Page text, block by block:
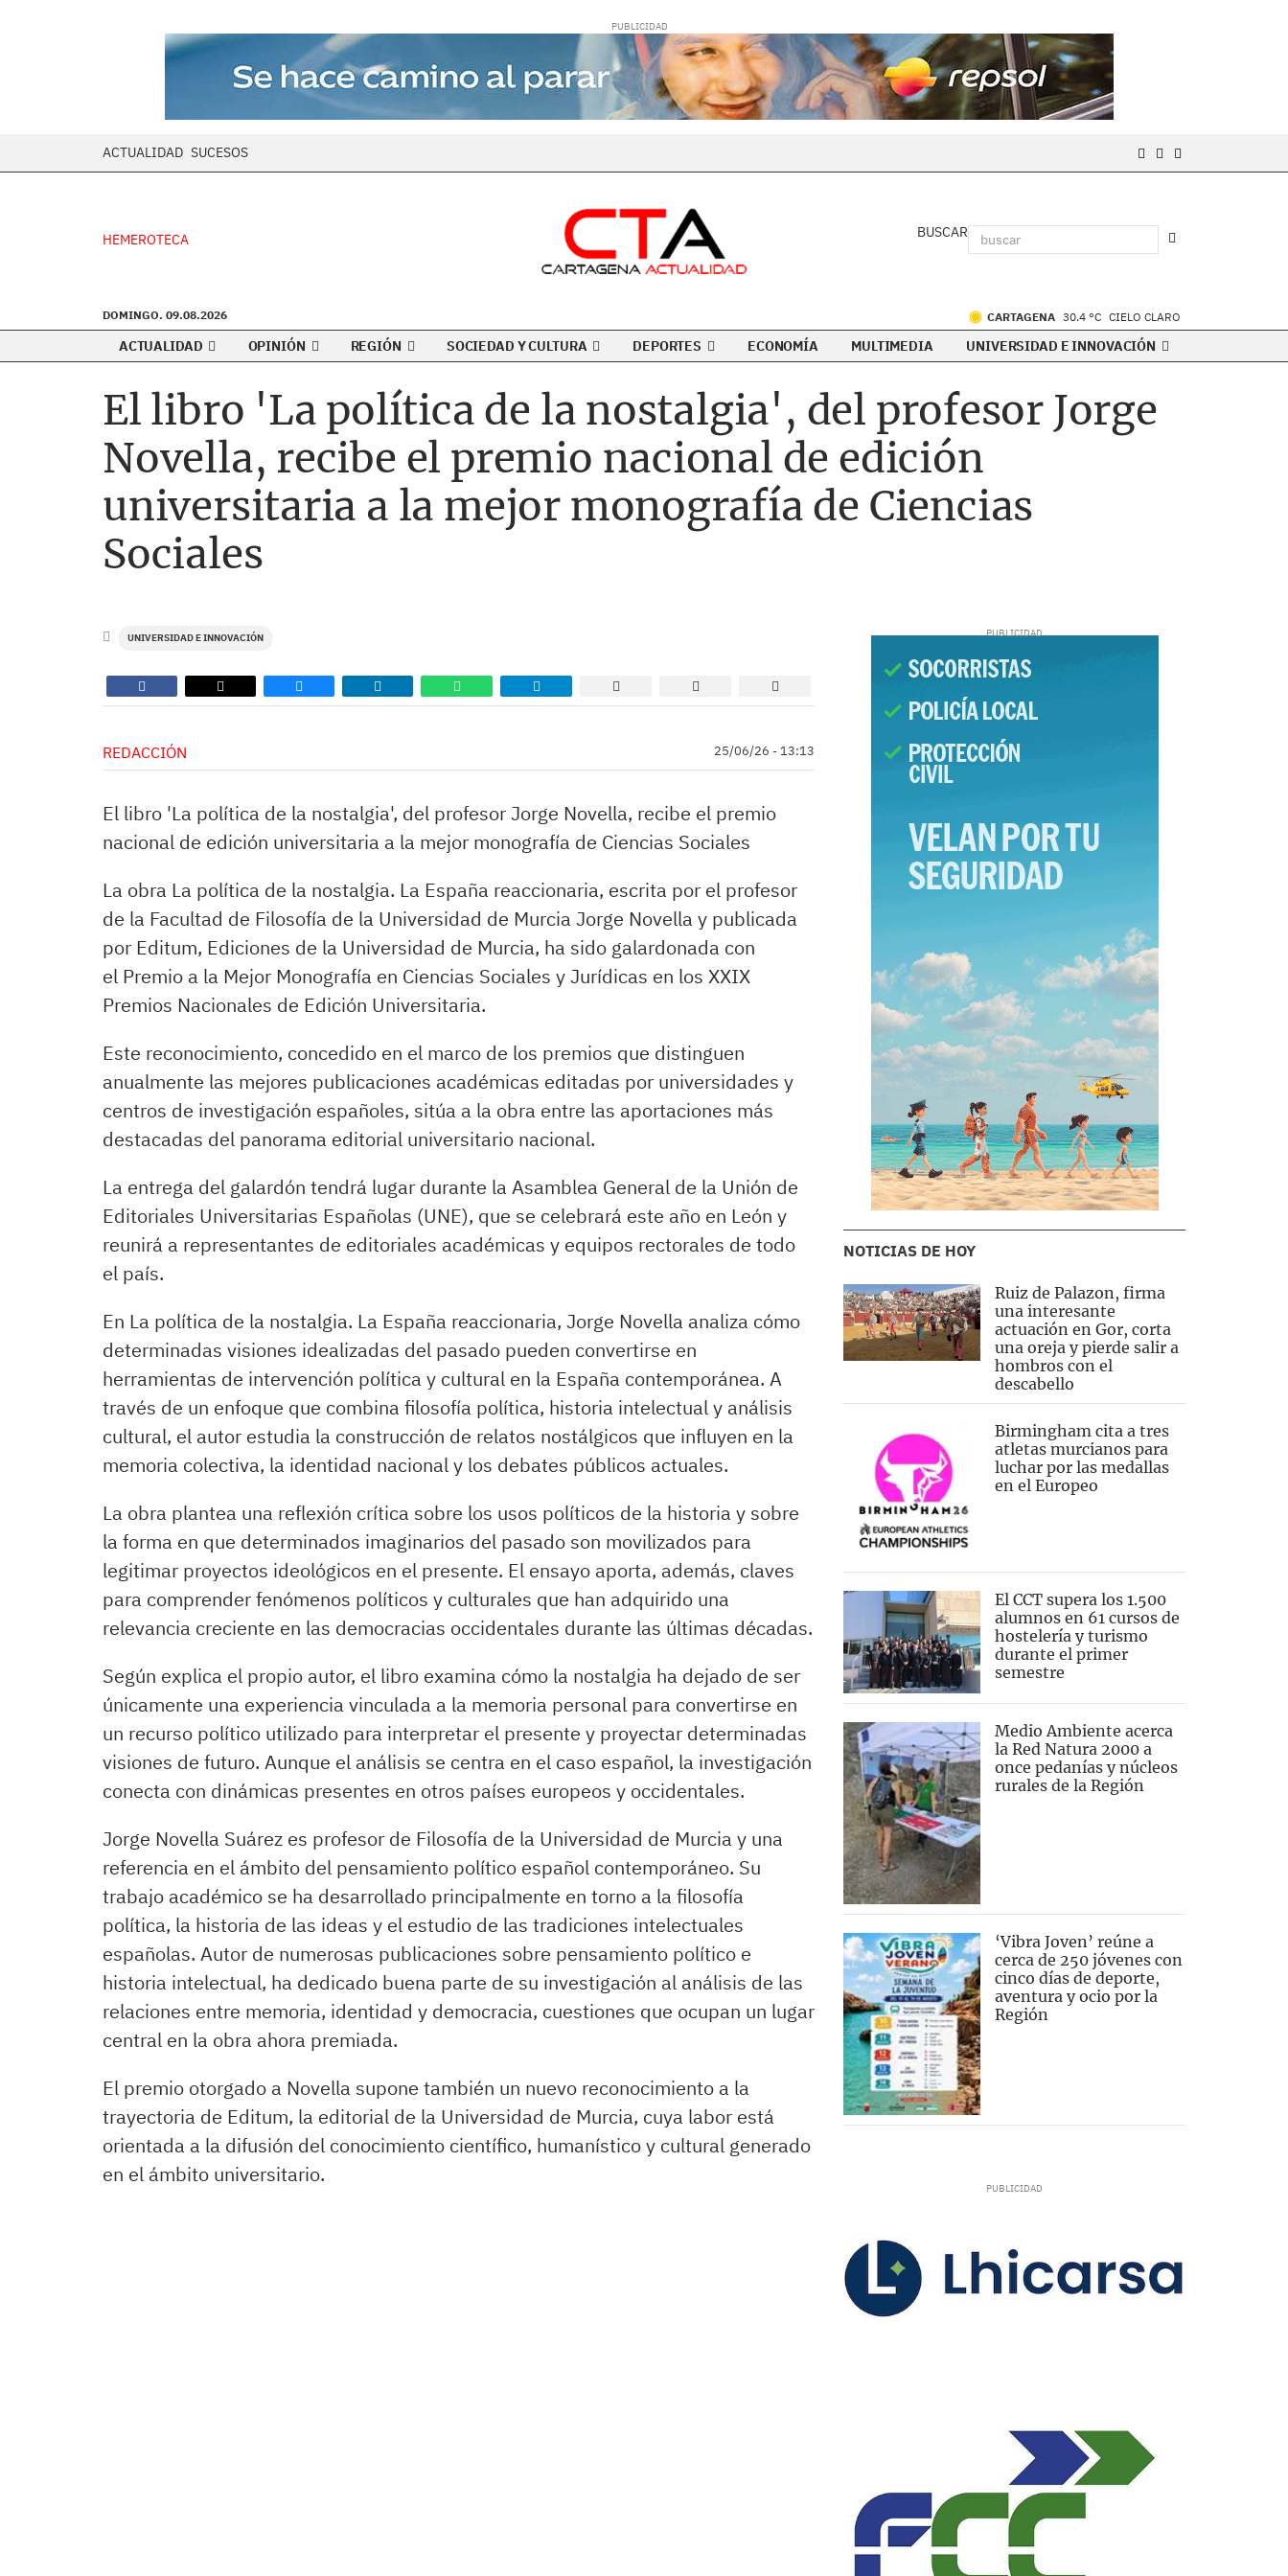
ACTUALIDAD SUCESOS
HEMEROTECA BUSCAR
DOMINGO. 09.08.2026 CARTAGENA 30.4 °C CIELO CLARO
ACTUALIDAD OPINIÓN REGIÓN SOCIEDAD Y CULTURA DEPORTES ECONOMÍA MULTIMEDIA UNIVERSIDAD E INNOVACIÓN
El libro 'La política de la nostalgia', del profesor Jorge
Novella, recibe el premio nacional de edición
universitaria a la mejor monografía de Ciencias
Sociales
UNIVERSIDAD E INNOVACIÓN
REDACCIÓN 25/06/26 - 13:13
El libro 'La política de la nostalgia', del profesor Jorge Novella, recibe el premio
nacional de edición universitaria a la mejor monografía de Ciencias Sociales
La obra La política de la nostalgia. La España reaccionaria, escrita por el profesor
de la Facultad de Filosofía de la Universidad de Murcia Jorge Novella y publicada
por Editum, Ediciones de la Universidad de Murcia, ha sido galardonada con
el Premio a la Mejor Monografía en Ciencias Sociales y Jurídicas en los XXIX
Premios Nacionales de Edición Universitaria.
Este reconocimiento, concedido en el marco de los premios que distinguen
anualmente las mejores publicaciones académicas editadas por universidades y
centros de investigación españoles, sitúa a la obra entre las aportaciones más
destacadas del panorama editorial universitario nacional.
La entrega del galardón tendrá lugar durante la Asamblea General de la Unión de
Editoriales Universitarias Españolas (UNE), que se celebrará este año en León y
reunirá a representantes de editoriales académicas y equipos rectorales de todo
el país.
En La política de la nostalgia. La España reaccionaria, Jorge Novella analiza cómo
determinadas visiones idealizadas del pasado pueden convertirse en
herramientas de intervención política y cultural en la España contemporánea. A
través de un enfoque que combina filosofía política, historia intelectual y análisis
cultural, el autor estudia la construcción de relatos nostálgicos que influyen en la
memoria colectiva, la identidad nacional y los debates públicos actuales.
La obra plantea una reflexión crítica sobre los usos políticos de la historia y sobre
la forma en que determinados imaginarios del pasado son movilizados para
legitimar proyectos ideológicos en el presente. El ensayo aporta, además, claves
para comprender fenómenos políticos y culturales que han adquirido una
relevancia creciente en las democracias occidentales durante las últimas décadas.
Según explica el propio autor, el libro examina cómo la nostalgia ha dejado de ser
únicamente una experiencia vinculada a la memoria personal para convertirse en
un recurso político utilizado para interpretar el presente y proyectar determinadas
visiones de futuro. Aunque el análisis se centra en el caso español, la investigación
conecta con dinámicas presentes en otros países europeos y occidentales.
Jorge Novella Suárez es profesor de Filosofía de la Universidad de Murcia y una
referencia en el ámbito del pensamiento político español contemporáneo. Su
trabajo académico se ha desarrollado principalmente en torno a la filosofía
política, la historia de las ideas y el estudio de las tradiciones intelectuales
españolas. Autor de numerosas publicaciones sobre pensamiento político e
historia intelectual, ha dedicado buena parte de su investigación al análisis de las
relaciones entre memoria, identidad y democracia, cuestiones que ocupan un lugar
central en la obra ahora premiada.
El premio otorgado a Novella supone también un nuevo reconocimiento a la
trayectoria de Editum, la editorial de la Universidad de Murcia, cuya labor está
orientada a la difusión del conocimiento científico, humanístico y cultural generado
en el ámbito universitario.
NOTICIAS DE HOY
Ruiz de Palazon, firma
una interesante
actuación en Gor, corta
una oreja y pierde salir a
hombros con el
descabello
Birmingham cita a tres
atletas murcianos para
luchar por las medallas
en el Europeo
El CCT supera los 1.500
alumnos en 61 cursos de
hostelería y turismo
durante el primer
semestre
Medio Ambiente acerca
la Red Natura 2000 a
once pedanías y núcleos
rurales de la Región
‘Vibra Joven’ reúne a
cerca de 250 jóvenes con
cinco días de deporte,
aventura y ocio por la
Región